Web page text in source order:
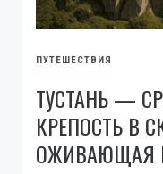
ПУТЕШЕСТВИЯ
ТУСТАНЬ —
КРЕПОСТЬ В
ОЖИВАЮЩАЯ